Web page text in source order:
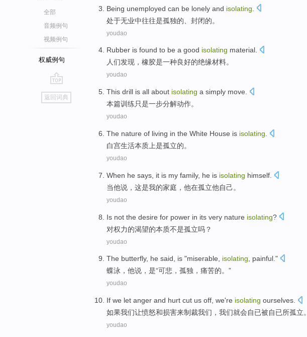
全部
音频例句
视频例句
权威例句
go
top
返回词典
Being unemployed can be lonely and isolating
处于无业中往往是孤独的、封闭的。
youdao
Rubber is found to be a good isolating material.
人们发现 ， 橡胶是一种良好的绝缘材料。
youdao
This drill is all about isolating a simply move
本篇训练只是一步分解动作。
youdao
The nature of living in the White House is isolating
白宫生活本质 上是孤立的。
youdao
When he says it is my family, he is isolating himself
当他说 ， 这是我的家庭 ，他在孤立他自己。
youdao
Is not the desire for power in its very nature isolating?
对权力的渴望的本质不是孤立吗？
youdao
The butterfly, he said, is "miserable, isolating, painful."
蝶泳 ， 他说 ， 是“可悲 ， 孤独 ， 痛苦的。”
youdao
If we let anger and hurt cut us off, we're isolating ourselves.
如果我们让愤怒和损害来制裁我们 ，我们就会自已被自已所孤立。
youdao